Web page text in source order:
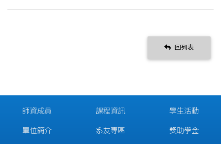
回列表
師資成員
單位簡介
課程資訊
系友專區
學生活動
獎助學金